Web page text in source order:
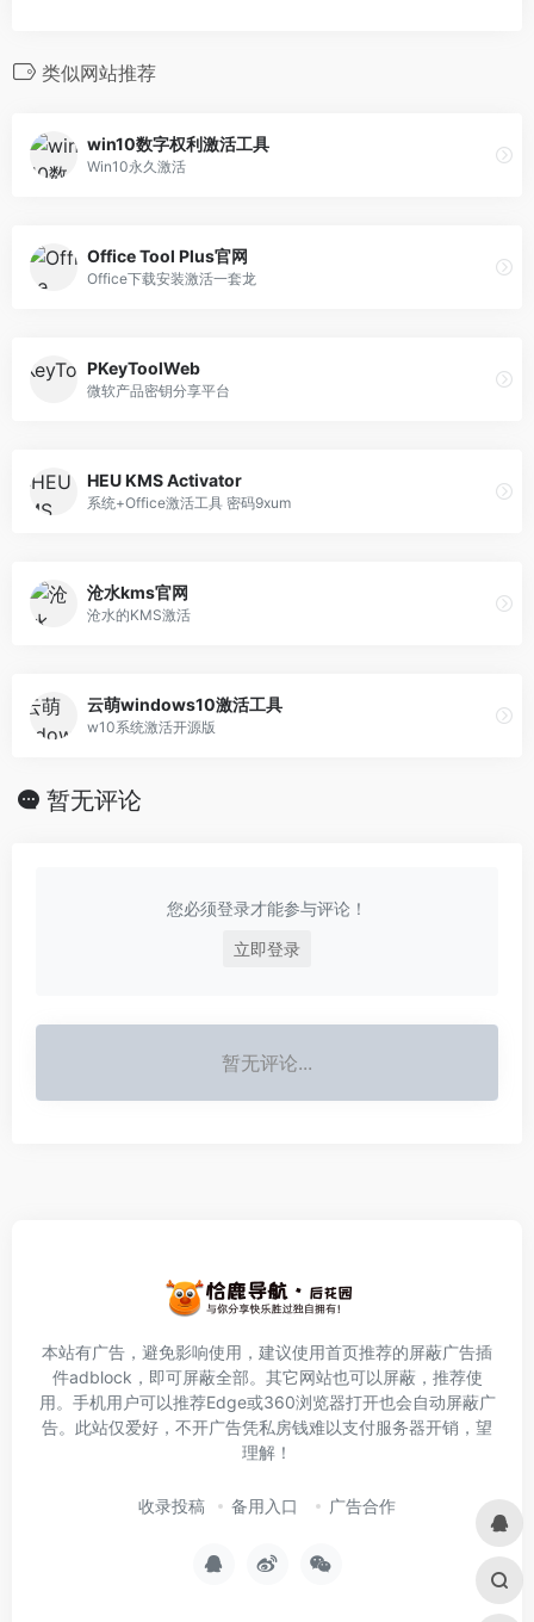
类似网站推荐
win10数字权利激活工具
Win10永久激活
Office Tool Plus官网
Office下载安装激活一套龙
PKeyToolWeb
微软产品密钥分享平台
HEU KMS Activator
系统+Office激活工具 密码9xum
沧水kms官网
沧水的KMS激活
云萌windows10激活工具
w10系统激活开源版
暂无评论
您必须登录才能参与评论！
立即登录
暂无评论...
本站有广告，避免影响使用，建议使用首页推荐的屏蔽广告插
件adblock ，即可屏蔽全部。其它网站也可以屏蔽，推荐使
用。手机用户可以推荐Edge或360浏览器打开也会自动屏蔽广
告。此站仅爱好，不开广告凭私房钱难以支付服务器开销，望
理解！
收录投稿 备用入口 广告合作